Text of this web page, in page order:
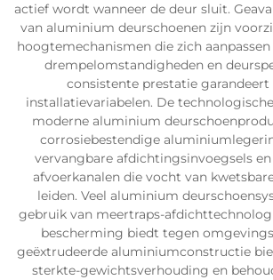
actief wordt wanneer de deur sluit.
van aluminium deurschoenen zijn
hoogtemechanismen die zich
drempelomstandigheden en
consistente prestatie
installatievariabelen. De
moderne aluminium
corrosiebestendige
vervangbare afdichtingsinvoegsels
afvoerkanalen die vocht van
leiden. Veel aluminium
gebruik van meertraps-
bescherming biedt tegen
geëxtrudeerde aluminiumconstructie
sterkte-gewichtsverhouding en